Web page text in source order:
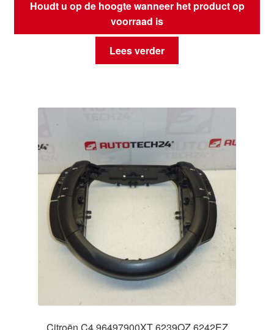
Houdt u op de hoogte wanneer het product op
voorraad is
Lees verder